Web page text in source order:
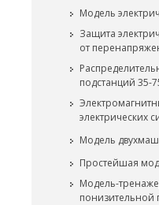
Модель
Защита
от
подстанций 35-
электрических
Модель
Простейшая
Модель-
понизительной